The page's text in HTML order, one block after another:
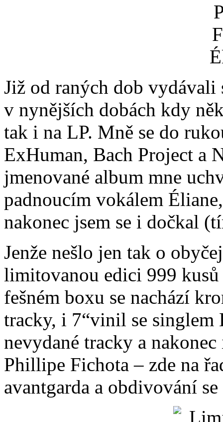
Již od raných dob vydávali
v nynějších dobách kdy
tak i na LP. Mně se do
ExHuman, Bach Project a
jmenované album mne
padnoucím vokálem
nakonec jsem se i dočkal
Jenže nešlo jen tak o
limitovanou edici 999
fešném boxu se nachází
tracky, i 7“vinil se singlem
nevydané tracky a
Phillipe Fichota – zde na
avantgarda a obdivování